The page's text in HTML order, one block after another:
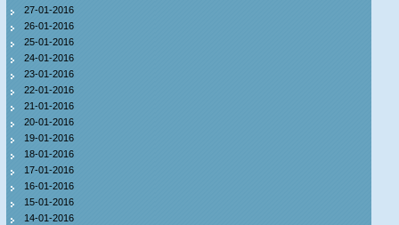
27-01-2016
26-01-2016
25-01-2016
24-01-2016
23-01-2016
22-01-2016
21-01-2016
20-01-2016
19-01-2016
18-01-2016
17-01-2016
16-01-2016
15-01-2016
14-01-2016